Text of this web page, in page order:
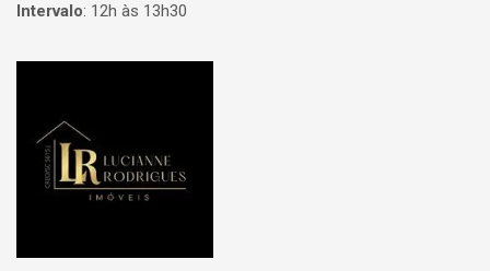
Intervalo: 12h às 13h30